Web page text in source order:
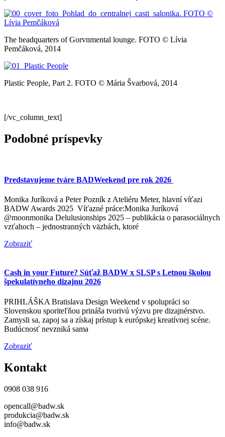
The headquarters of Gorvnmental lounge. FOTO © Lívia
Pemčáková, 2014
Plastic People, Part 2. FOTO © Mária Švarbová, 2014
[/vc_column_text]
Podobné príspevky
Predstavujeme tváre BADWeekend pre rok 2026
Monika Juríková a Peter Pozník z Ateliéru Meter, hlavní víťazi
BADW Awards 2025 Víťazné práce:Monika Juríková
@moonmonika Delulusionships 2025 – publikácia o parasociálnych
vzťahoch – jednostranných väzbách, ktoré
Zobraziť
Cash in your Future? Súťaž BADW x SLSP s Letnou školou
špekulatívneho dizajnu 2026
PRIHLÁŠKA Bratislava Design Weekend v spolupráci so
Slovenskou sporiteľňou prináša tvorivú výzvu pre dizajnérstvo.
Zamysli sa, zapoj sa a získaj prístup k európskej kreatívnej scéne.
Budúcnosť nevzniká sama
Zobraziť
Kontakt
0908 038 916
opencall@badw.sk
produkcia@badw.sk
info@badw.sk